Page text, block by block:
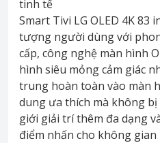
tinh tế
Smart Tivi LG OLED 4K 83
tượng người dùng với
cấp, công nghệ màn hình
hình siêu mỏng cảm giác
trung hoàn toàn vào màn
dung ưa thích mà không
giới giải trí thêm đa dạng
điểm nhấn cho không